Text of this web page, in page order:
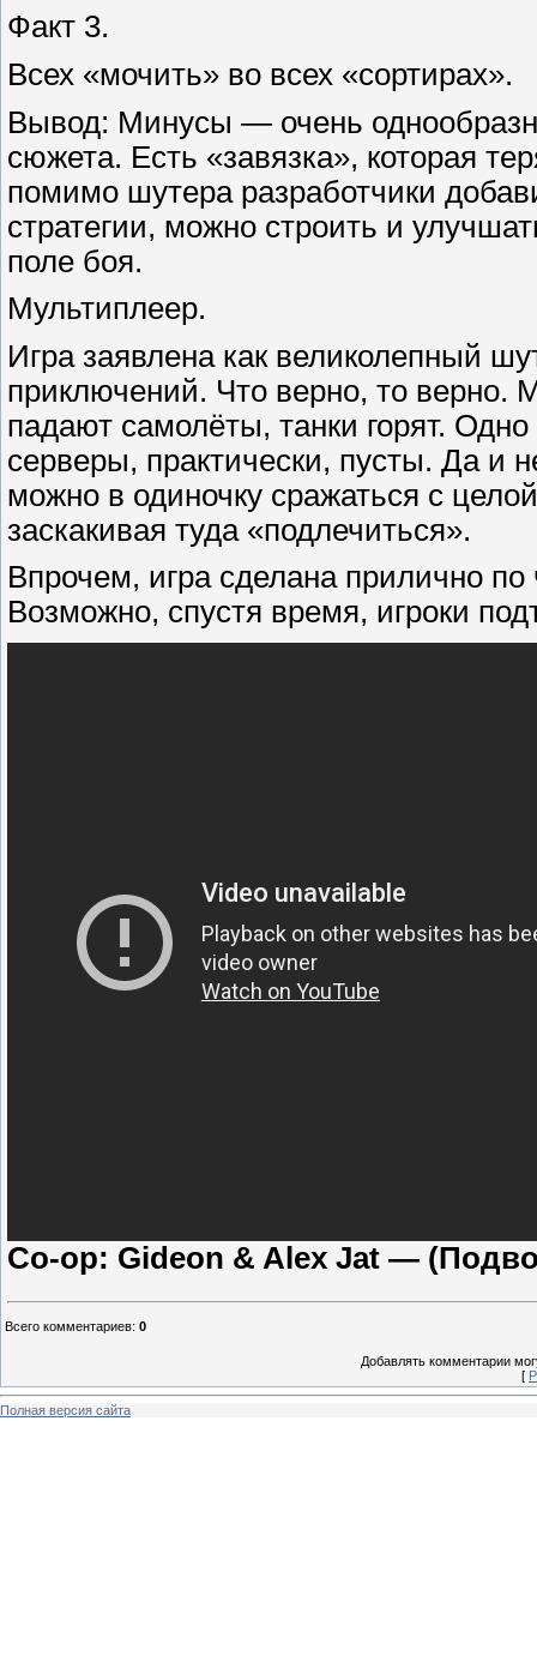
Факт 3.
Всех «мочить» во всех «сортирах».
Вывод: Минусы — очень
сюжета. Есть «завязка», которая
помимо шутера разработчики
стратегии, можно строить и
поле боя.
Мультиплеер.
Игра заявлена как великолепный
приключений. Что верно, то верно.
падают самолёты, танки горят.
серверы, практически, пусты. Да и
можно в одиночку сражаться с
заскакивая туда «подлечиться».
Впрочем, игра сделана прилично
Возможно, спустя время, игроки
Co-op: Gideon & Alex Jat —
Всего комментариев: 0
Добавлять комментарии
[
Полная версия сайта